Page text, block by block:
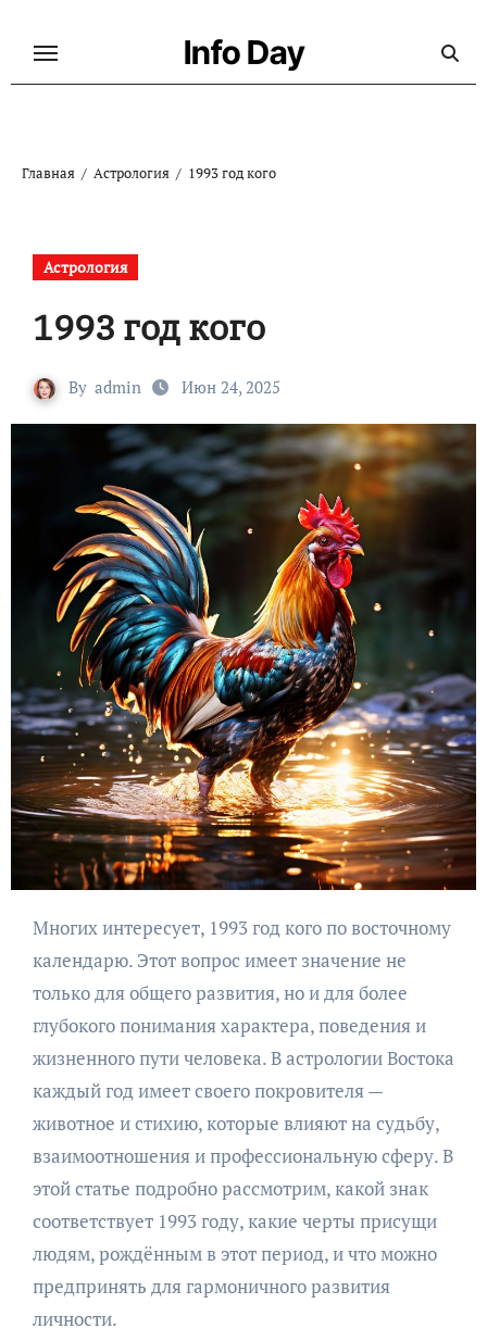
Info Day
Главная Астрология 1993 год кого
Астрология
1993 год кого
By admin Июн 24, 2025
Многих интересует, 1993 год кого по восточному
календарю. Этот вопрос имеет значение не
только для общего развития, но и для более
глубокого понимания характера, поведения и
жизненного пути человека. В астрологии Востока
каждый год имеет своего покровителя —
животное и стихию, которые влияют на судьбу,
взаимоотношения и профессиональную сферу. В
этой статье подробно рассмотрим, какой знак
соответствует 1993 году, какие черты присущи
людям, рождённым в этот период, и что можно
предпринять для гармоничного развития
личности.